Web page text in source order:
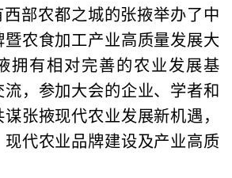
西部农都之城的张掖举办了中
农食加工产业高质量发展大
拥有相对完善的农业发展基
，参加大会的企业、学者和
张掖现代农业发展新机遇，
代农业品牌建设及产业高质